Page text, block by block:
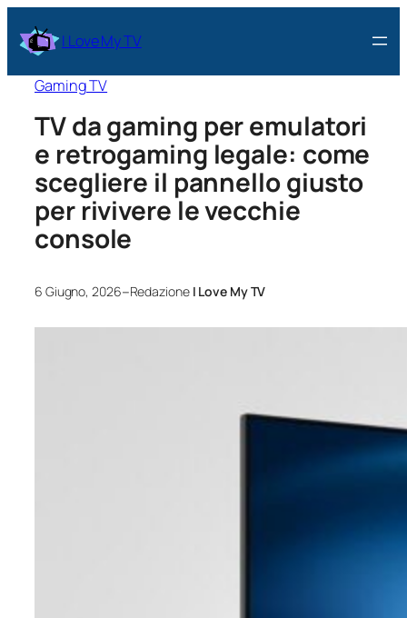
I Love My TV
Gaming TV
TV da gaming per emulatori
e retrogaming legale: come
scegliere il pannello giusto
per rivivere le vecchie
console
6 Giugno, 2026–Redazione I Love My TV